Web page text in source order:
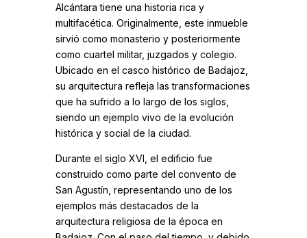
Alcántara tiene una historia rica y
multifacética. Originalmente, este inmueble
sirvió como monasterio y posteriormente
como cuartel militar, juzgados y colegio.
Ubicado en el casco histórico de Badajoz,
su arquitectura refleja las transformaciones
que ha sufrido a lo largo de los siglos,
siendo un ejemplo vivo de la evolución
histórica y social de la ciudad.
Durante el siglo XVI, el edificio fue
construido como parte del convento de
San Agustín, representando uno de los
ejemplos más destacados de la
arquitectura religiosa de la época en